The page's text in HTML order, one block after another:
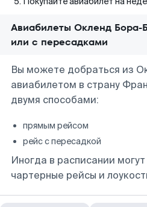
Авиабилеты Окленд Бора-
или с пересадками
Вы можете добраться из
авиабилетом в страну
двумя способами:
прямым рейсом
рейс с пересадкой
Иногда в расписании
чартерные рейсы и